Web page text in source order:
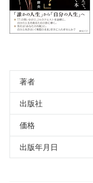
著者
出版社
価格
出版年月日